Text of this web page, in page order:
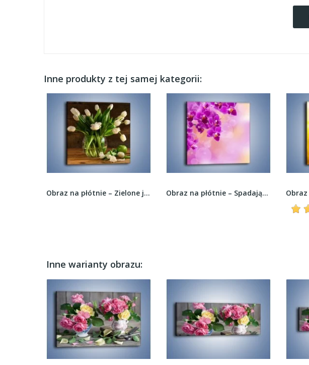
Inne produkty z tej samej kategorii:
Obraz na płótnie – Zielone jabłka przy wazonie... Obraz na płótnie – Spadające fioletowe kwiaty –...
Inne warianty obrazu: